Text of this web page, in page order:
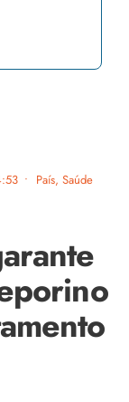
• País, Saúde